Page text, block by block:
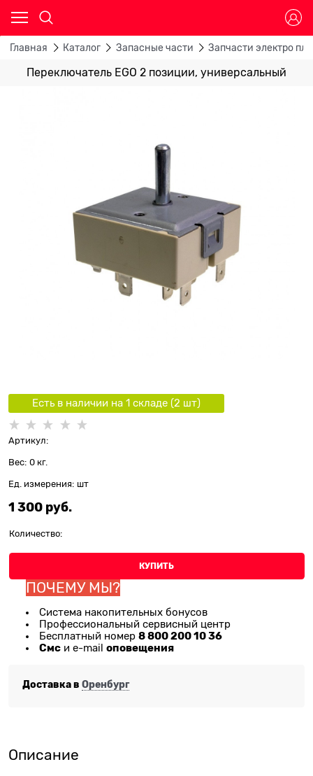
Главная Каталог Запасные части Запчасти электро
Переключатель EGO 2 позиции, универсальный
Есть в наличии на 1 складe (2 шт)
Артикул:
Вес: 0 кг.
Ед. измерения: шт
1 300 руб.
Количество:
КУПИТЬ
ПОЧЕМУ МЫ?
Система накопительных бонусов
Профессиональный сервисный центр
Бесплатный номер 8 800 200 10 36
Смс и e-mail оповещения
Доставка в Оренбург
Описание